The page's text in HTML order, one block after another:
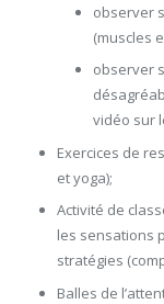
observer
(muscles
observer
vidéo sur
Exercices de
et yoga);
Activité de
les sensations
stratégies
Balles de